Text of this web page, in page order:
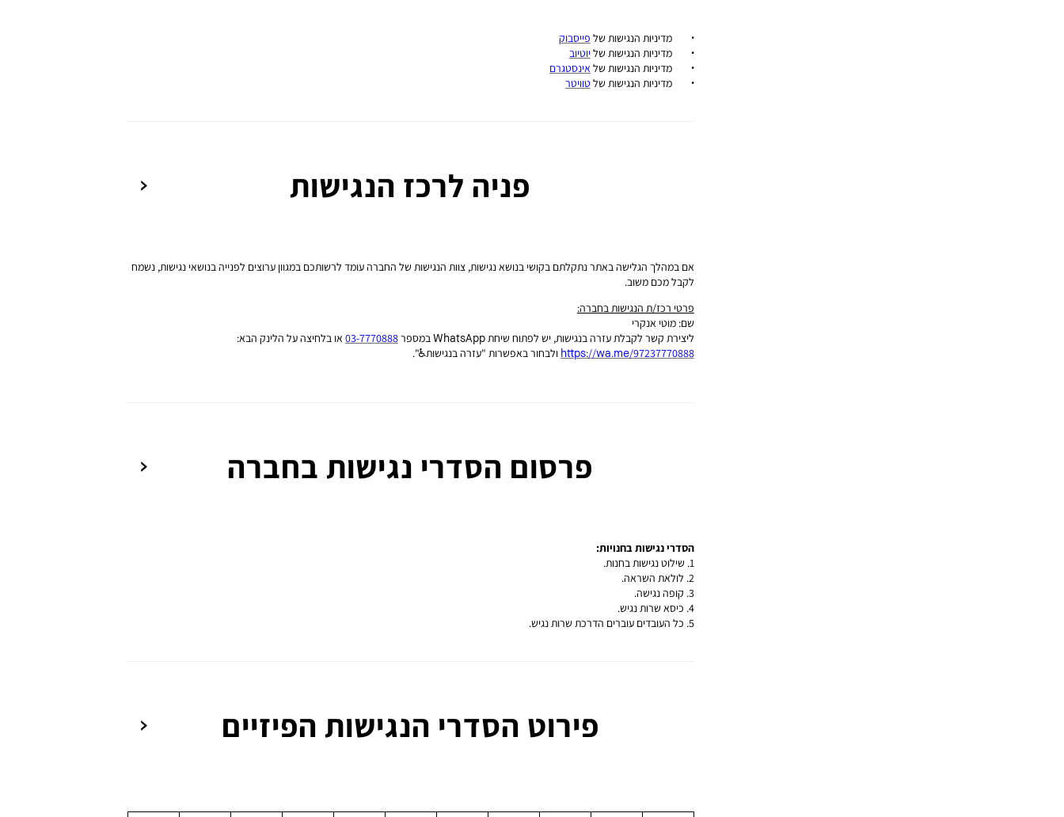
• מדיניות הנגישות של פייסבוק
• מדיניות הנגישות שליוטיוב
• מדיניות הנגישות של אינסטגרם
• מדיניות הנגישות שלטוויטר
פניה לרכז הנגישות
אם במהלך הגלישה באתר נתקלתם בקושי בנושא נגישות, צוות הנגישות של החברה עומד לרשותכם במגוון ערוצים לפנייה בנושאי נגישות, נשמח
לקבל מכם משוב.
פרטי רכז/ת הנגישות בחברה:
שם: מוטי אנקרי
ליצירת קשר לקבלת עזרה בנגישות, יש לפתוח שיחת WhatsApp במספר
03-7770888 או בלחיצה על הלינק הבא:
https://wa.me/97237770888 ולבחור באפשרות "עזרה בנגישות♿".
פרסום הסדרי נגישות בחברה
הסדרי נגישות בחנויות:
1. שילוט נגישות בחנות.
2. לולאת השראה.
3. קופה נגישה.
4. כיסא שרות נגיש.
5. כל העובדים עוברים הדרכת שרות נגיש.
פירוט הסדרי הנגישות הפיזיים